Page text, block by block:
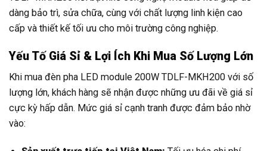
dàng bảo trì, sửa chữa, cùng với chất lượng linh kiện cao
cấp và thiết kế tối ưu cho môi trường công nghiệp.
Yếu Tố Giá Sỉ & Lợi Ích Khi Mua Số Lượng Lớn
Khi mua đèn pha LED module 200W TDLF-MKH200 với số
lượng lớn, khách hàng sẽ nhận được những ưu đãi về giá sỉ
cực kỳ hấp dẫn. Mức giá sỉ cạnh tranh được đảm bảo nhờ
vào: